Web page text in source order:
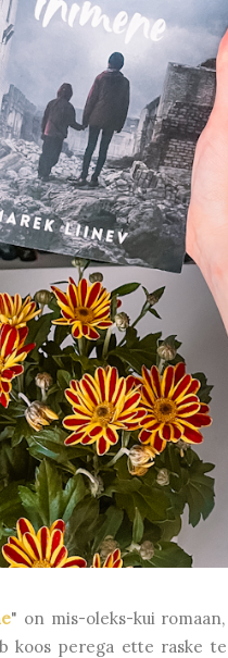
" on mis-oleks-kui
koos perega ette raske